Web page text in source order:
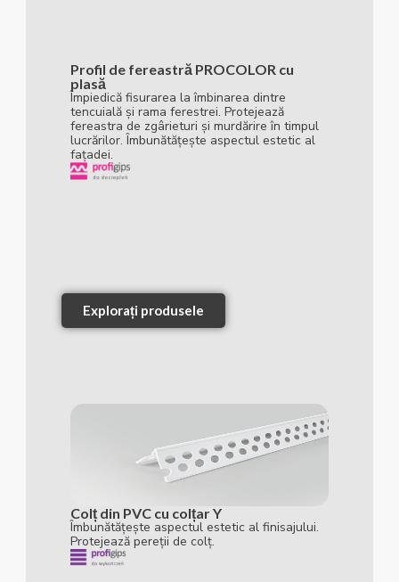
Profil de fereastră PROCOLOR cu
plasă
Împiedică fisurarea la îmbinarea dintre
tencuială și rama ferestrei. Protejează
fereastra de zgârieturi și murdărire în timpul
lucrărilor. Îmbunătățește aspectul estetic al
fațadei.
Explorați produsele
Colț din PVC cu colțar Y
Îmbunătățește aspectul estetic al finisajului.
Protejează pereții de colț.